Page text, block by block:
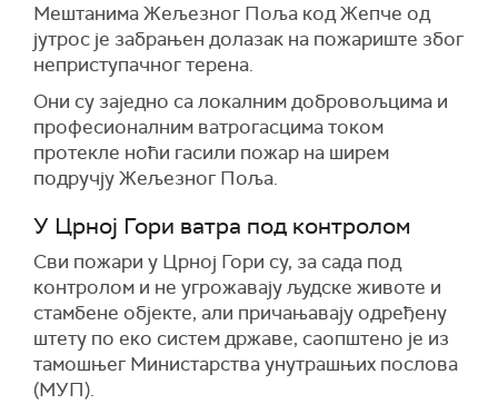
Мештанима Жељезног Поља код Жепче од
јутрос је забрањен долазак на пожариште због
неприступачног терена.
Они су заједно са локалним добровољцима и
професионалним ватрогасцима током
протекле ноћи гасили пожар на ширем
подручју Жељезног Поља.
У Црној Гори ватра под контролом
Сви пожари у Црној Гори су, за сада под
контролом и не угрожавају људске животе и
стамбене објекте, али причањавају одређену
штету по еко систем државе, саопштено је из
тамошњег Министарства унутрашњих послова
(МУП).